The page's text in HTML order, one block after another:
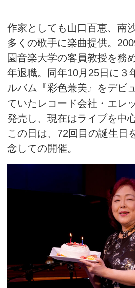
作家としても山口百恵、南
多くの歌手に楽曲提供。
園音楽大学の客員教授を務
年退職。同年10月25日に３
ルバム『彩色兼美』をデビ
ていたレコード会社・エレ
発売し、現在はライブを中
この日は、72回目の誕生日
念しての開催。